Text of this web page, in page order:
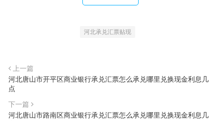
河北承兑汇票贴现
上一篇
河北唐山市开平区商业银行承兑汇票怎么承兑哪里兑换现金利息几
点
下一篇
河北唐山市路南区商业银行承兑汇票怎么承兑哪里兑换现金利息几